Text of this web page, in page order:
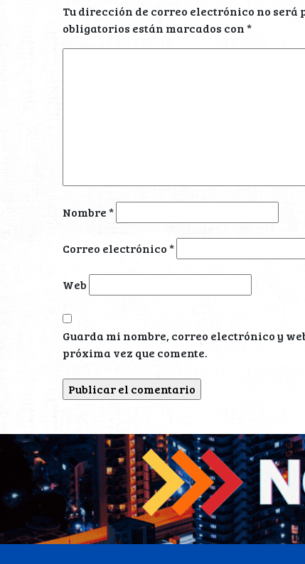
Tu dirección de correo electrónico no será
obligatorios están marcados con*
Nombre*
Correo electrónico*
Web
Guarda mi nombre, correo electrónico y
próxima vez que comente.